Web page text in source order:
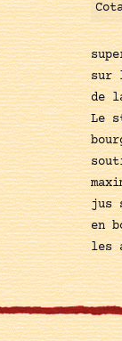
sur
de
Le
jus
en
les